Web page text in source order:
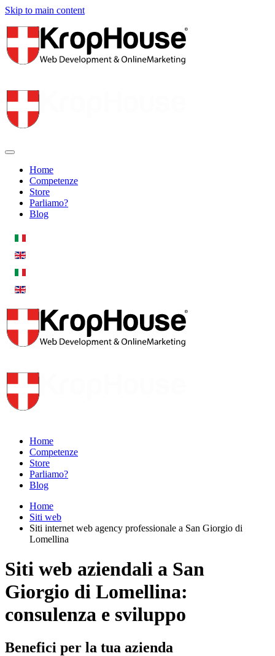
Skip to main content
Home
Competenze
Store
Parliamo?
Blog
Home
Competenze
Store
Parliamo?
Blog
Home
Siti web
Siti internet web agency professionale a San Giorgio di
Lomellina
Siti web aziendali a San
Giorgio di Lomellina:
consulenza e sviluppo
Benefici per la tua azienda